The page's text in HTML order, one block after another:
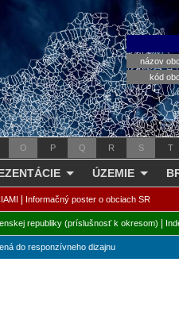
názov
kód
O P Q R S T
ÚZEMIE
Informačný poster o obciach SR
republiky (príslušnosť k okresom)
do responzívneho dizajnu